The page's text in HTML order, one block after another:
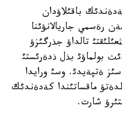
باقئلاؤدان
رةسمي جاريالانؤئنا
تالداؤ جذرگئزؤ
بولماؤئ بذل ذدةرئستئ
ةتپةيدئ. وسئ ورايدا
ماقساتئندا كةدةندئك
شارت.